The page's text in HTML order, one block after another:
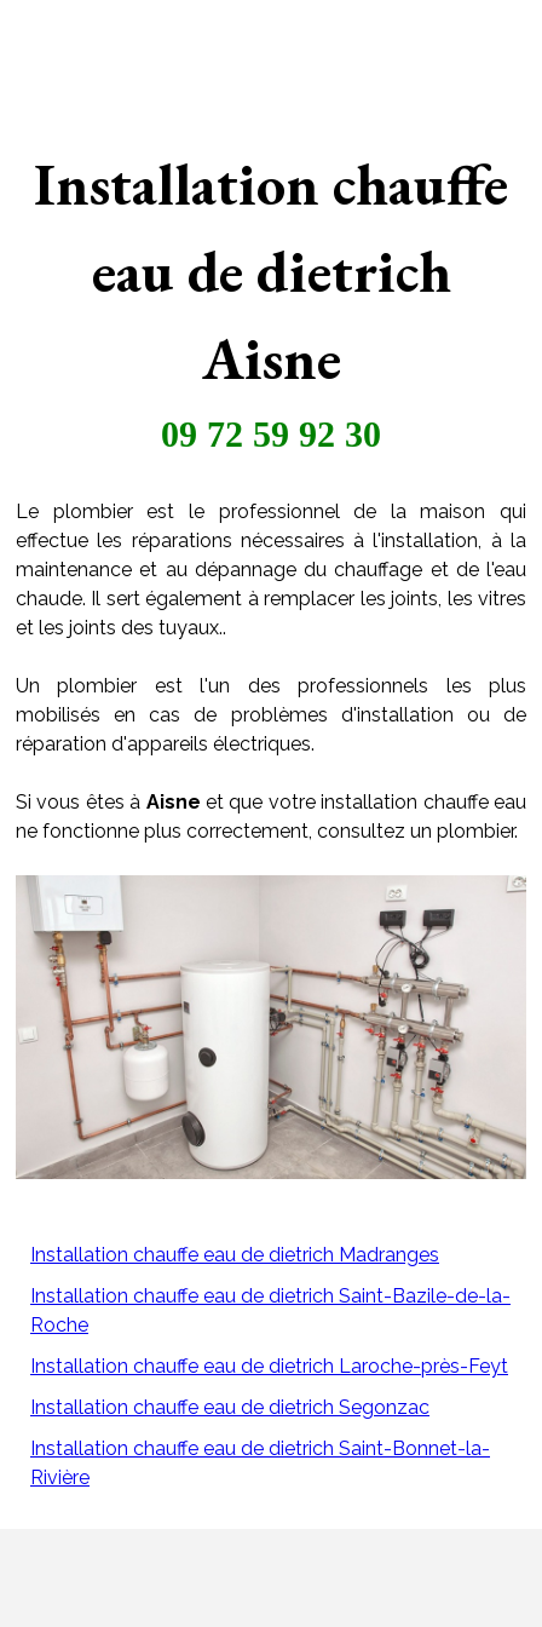
Installation chauffe
eau de dietrich
Aisne
09 72 59 92 30
Le plombier est le professionnel de la maison qui
effectue les réparations nécessaires à l'installation, à la
maintenance et au dépannage du chauffage et de l'eau
chaude. Il sert également à remplacer les joints, les vitres
et les joints des tuyaux..
Un plombier est l'un des professionnels les plus
mobilisés en cas de problèmes d'installation ou de
réparation d'appareils électriques.
Si vous êtes à Aisne et que votre installation chauffe eau
ne fonctionne plus correctement, consultez un plombier.
Installation chauffe eau de dietrich Madranges
Installation chauffe eau de dietrich Saint-Bazile-de-la-
Roche
Installation chauffe eau de dietrich Laroche-près-Feyt
Installation chauffe eau de dietrich Segonzac
Installation chauffe eau de dietrich Saint-Bonnet-la-
Rivière